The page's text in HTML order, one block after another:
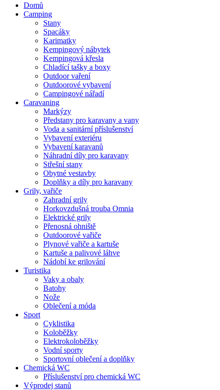
Domů
Camping
Stany
Spacáky
Karimatky
Kempingový nábytek
Kempingová křesla
Chladící tašky a boxy
Outdoor vaření
Outdoorové vybavení
Campingové nářadí
Caravaning
Markýzy
Předstany pro karavany a vany
Voda a sanitární příslušenství
Vybavení exteriéru
Vybavení karavanů
Náhradní díly pro karavany
Střešní stany
Obytné vestavby
Doplňky a díly pro karavany
Grily, vařiče
Zahradní grily
Horkovzdušná trouba Omnia
Elektrické grily
Přenosná ohniště
Outdoorové vařiče
Plynové vařiče a kartuše
Kartuše a palivové láhve
Nádobí ke grilování
Turistika
Vaky a obaly
Batohy
Nože
Oblečení a móda
Sport
Cyklistika
Koloběžky
Elektrokoloběžky
Vodní sporty
Sportovní oblečení a doplňky
Chemická WC
Příslušenství pro chemická WC
Výprodej stanů